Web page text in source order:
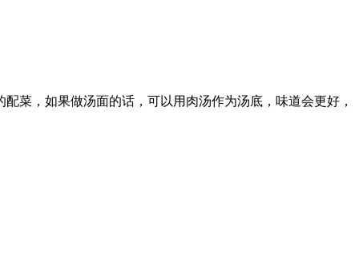
菜，如果做汤面的话，可以用肉汤作为汤底，味道会更好，